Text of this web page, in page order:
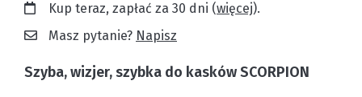
Kup teraz, zapłać za 30 dni (więcej).
Masz pytanie? Napisz
Szyba, wizjer, szybka do kasków SCORPION